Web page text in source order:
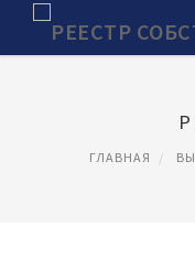
ГЛАВНАЯ